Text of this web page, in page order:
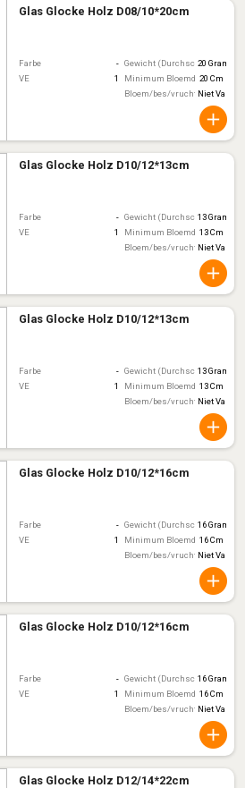
Glas Glocke Holz D08/10*20cm
Farbe - Gewicht (Durchschnitt)
20 Gram
VE
1 Minimum Bloemdiameter
20 Cm
Bloem/bes/vruchtkleur
Niet Van
Glas Glocke Holz D10/12*13cm
Farbe - Gewicht (Durchschnitt)
13 Gram
VE
1 Minimum Bloemdiameter
13 Cm
Bloem/bes/vruchtkleur
Niet Van
Glas Glocke Holz D10/12*13cm
Farbe - Gewicht (Durchschnitt)
13 Gram
VE
1 Minimum Bloemdiameter
13 Cm
Bloem/bes/vruchtkleur
Niet Van
Glas Glocke Holz D10/12*16cm
Farbe - Gewicht (Durchschnitt)
16 Gram
VE
1 Minimum Bloemdiameter
16 Cm
Bloem/bes/vruchtkleur
Niet Van
Glas Glocke Holz D10/12*16cm
Farbe - Gewicht (Durchschnitt)
16 Gram
VE
1 Minimum Bloemdiameter
16 Cm
Bloem/bes/vruchtkleur
Niet Van
Glas Glocke Holz D12/14*22cm